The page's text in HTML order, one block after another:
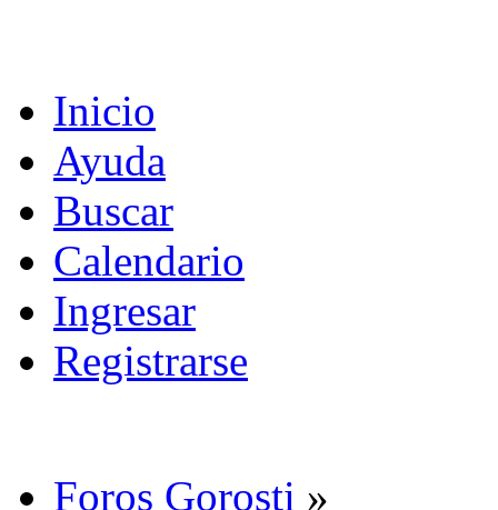
Inicio
Ayuda
Buscar
Calendario
Ingresar
Registrarse
Foros Gorosti »